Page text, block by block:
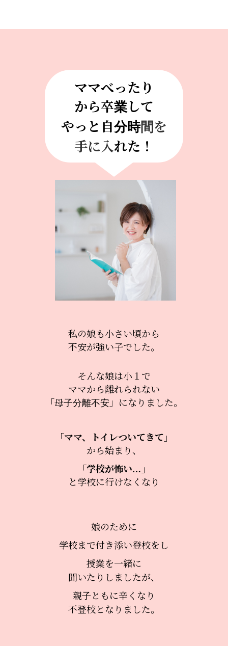
ママべったり
から卒業して
やっと自分時間を
手に入れた！
私の娘も小さい頃から
不安が強い子でした。
そんな娘は小１で
ママから離れられない
「母子分離不安」になりました。
「ママ、トイレついてきて」
から始まり、
「学校が怖い…」
と学校に行けなくなり
娘のために
学校まで付き添い登校をし
授業を一緒に
聞いたりしましたが、
親子ともに辛くなり
不登校となりました。